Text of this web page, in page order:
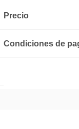
Precio
Condiciones de